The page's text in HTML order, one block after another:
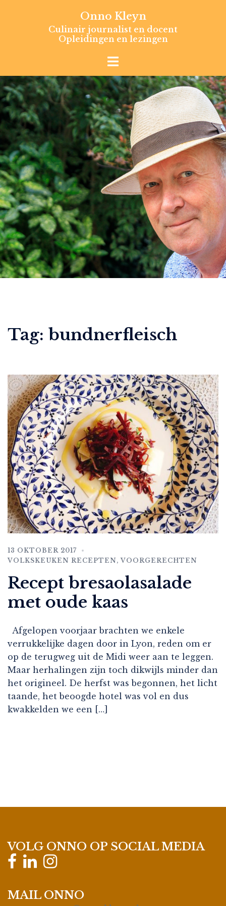
Onno Kleyn
Culinair journalist en docent
Opleidingen en lezingen
Tag: bundnerfleisch
13 OKTOBER 2017
VOLKSKEUKEN RECEPTEN,VOORGERECHTEN
Recept bresaolasalade
met oude kaas
Afgelopen voorjaar brachten we enkele
verrukkelijke dagen door in Lyon, reden om er
op de terugweg uit de Midi weer aan te leggen.
Maar herhalingen zijn toch dikwijls minder dan
het origineel. De herfst was begonnen, het licht
taande, het beoogde hotel was vol en dus
kwakkelden we een […]
VOLG ONNO OP SOCIAL MEDIA
MAIL ONNO